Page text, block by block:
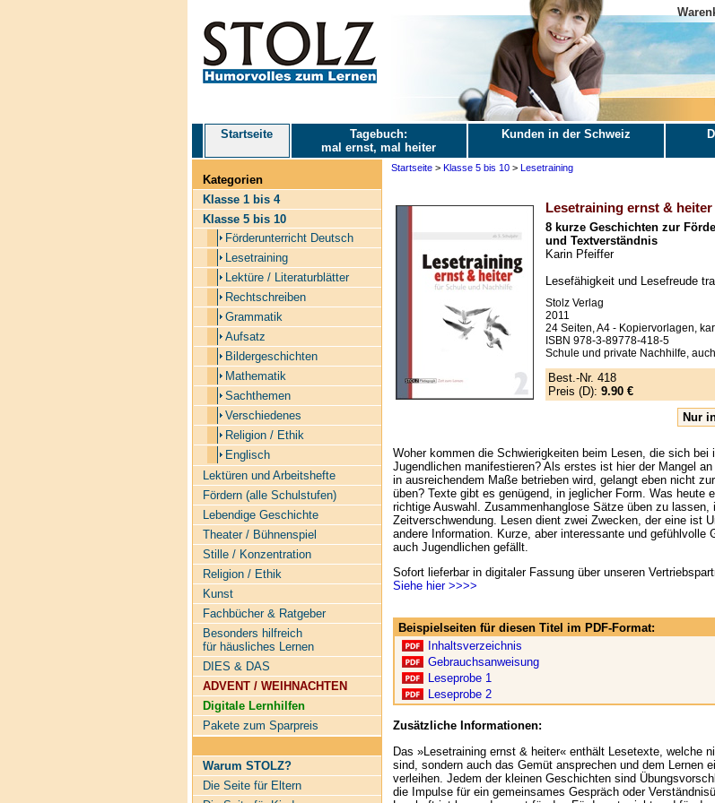
Startseite
Tagebuch:
mal ernst, mal heiter
Kunden in der Schweiz
Kategorien
Klasse 1 bis 4
Klasse 5 bis 10
Förderunterricht Deutsch
Lesetraining
Lektüre / Literaturblätter
Rechtschreiben
Grammatik
Aufsatz
Bildergeschichten
Mathematik
Sachthemen
Verschiedenes
Religion / Ethik
Englisch
Lektüren und Arbeitshefte
Fördern (alle Schulstufen)
Lebendige Geschichte
Theater / Bühnenspiel
Stille / Konzentration
Religion / Ethik
Kunst
Fachbücher & Ratgeber
Besonders hilfreich
für häusliches Lernen
DIES & DAS
ADVENT / WEIHNACHTEN
Digitale Lernhilfen
Pakete zum Sparpreis
Warum STOLZ?
Die Seite für Eltern
Startseite> Klasse 5 bis 10> Lesetraining
Lesetraining ernst &
8 kurze Geschichten zur
und Textverständnis
Karin Pfeiffer
Lesefähigkeit und Lesefreude
Stolz Verlag
2011
24 Seiten, A4 - Kopiervorlagen,
ISBN 978-3-89778-418-5
Schule und private Nachhilfe,
Best.-Nr. 418
Preis (D): 9.90 €
Nur
Woher kommen die Schwierigkeiten beim Lesen, die sich bei
Jugendlichen manifestieren? Als erstes ist hier der Mangel
in ausreichendem Maße betrieben wird, gelangt eben nicht
üben? Texte gibt es genügend, in jeglicher Form. Was heute
richtige Auswahl. Zusammenhanglose Sätze üben zu lassen,
Zeitverschwendung. Lesen dient zwei Zwecken, der eine ist
andere Information. Kurze, aber interessante und gefühlvolle
auch Jugendlichen gefällt.
Sofort lieferbar in digitaler Fassung über unseren
Siehe hier >>>>
Beispielseiten für diesen Titel im PDF-Format:
Inhaltsverzeichnis
Gebrauchsanweisung
Leseprobe 1
Leseprobe 2
Zusätzliche Informationen:
Das »Lesetraining ernst & heiter« enthält Lesetexte, welche
sind, sondern auch das Gemüt ansprechen und dem Lernen
verleihen. Jedem der kleinen Geschichten sind
die Impulse für ein gemeinsames Gespräch oder